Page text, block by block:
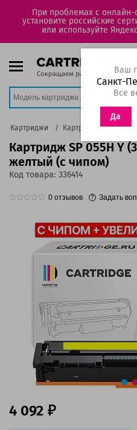
При проблемах с онлайн-
установите российские
или используйте
Ваш
Санкт-
Все
Да
Картриджи Картридж SP 055H Y
Картридж SP 055H Y
желтый (с чипом)
Код товара: 336414
0 отзывов Задать
4 092